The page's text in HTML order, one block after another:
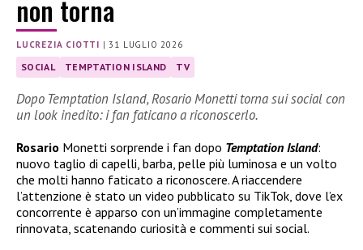
non torna
LUCREZIA CIOTTI |31 LUGLIO 2026
SOCIAL TEMPTATION ISLAND TV
Dopo Temptation Island, Rosario Monetti torna sui social con
un look inedito: i fan faticano a riconoscerlo.
Rosario Monetti sorprende i fan dopo Temptation Island:
nuovo taglio di capelli, barba, pelle più luminosa e un volto
che molti hanno faticato a riconoscere. A riaccendere
l’attenzione è stato un video pubblicato su TikTok, dove l’ex
concorrente è apparso con un’immagine completamente
rinnovata, scatenando curiosità e commenti sui social.